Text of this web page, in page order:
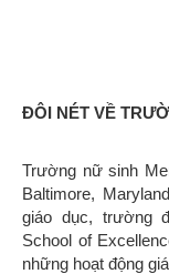
ĐÔI NÉT VỀ
Trường nữ sinh
Baltimore,
giáo dục, trường
School of
những hoạt động